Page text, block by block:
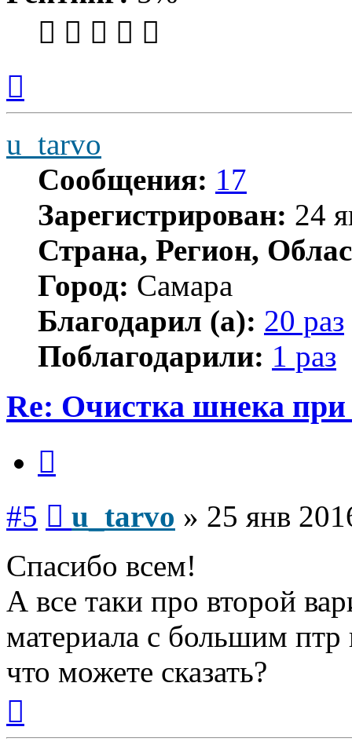
началу
u_tarvo
Сообщения: 17
Зарегистрирован: 24
Страна, Регион,
Город: Самара
Благодарил (а): 20 раз
Поблагодарили: 1 раз
Re: Очистка шнека при
#5 u_tarvo » 25 янв
Спасибо всем!
А все таки про второй
материала с большим птр
что можете сказать?
началу